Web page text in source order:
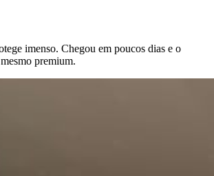
imenso. Chegou em poucos dias e o
premium.